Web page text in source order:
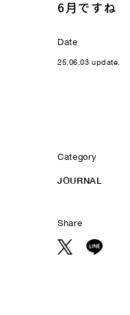
6月ですね
Date
25.06.03 update.
Category
JOURNAL
Share